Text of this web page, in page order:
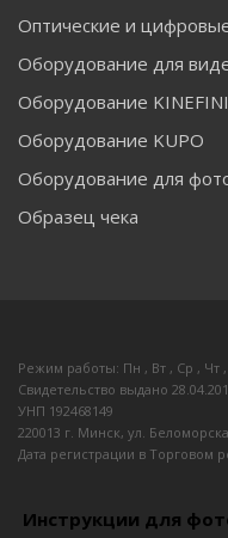
Оптические и
Оборудование для
Оборудование
Оборудование KUPO
Оборудование для
Образец чека
Режим работы: Пн , Вт , Ср , Чт ,
Свидетельство выдано
УНП 192468149
220013 г. Минск, ул.
Дата регистрации в Торговом
Инструкции для